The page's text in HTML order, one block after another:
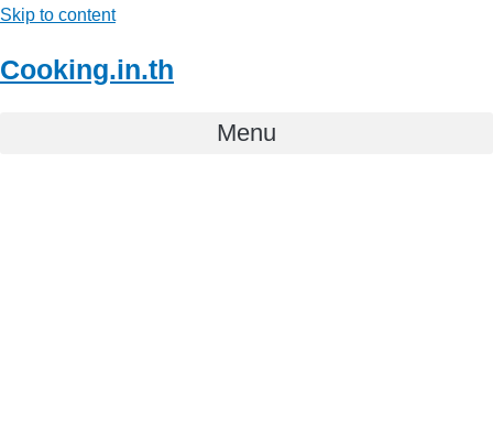
Skip to content
Cooking.in.th
Menu